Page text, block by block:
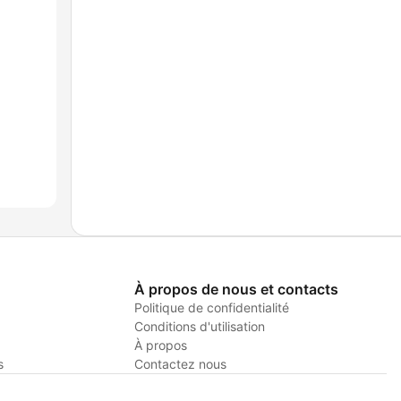
À propos de nous et contacts
Politique de confidentialité
Conditions d'utilisation
À propos
Contactez nous